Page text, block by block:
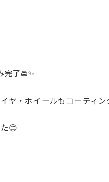
了🚘✨️
ヤ・ホイールもコーティン
😊